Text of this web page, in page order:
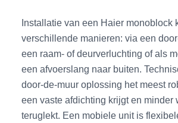
Installatie van een Haier monoblock
verschillende manieren: via een
een raam- of deurverluchting of als
een afvoerslang naar buiten.
door-de-muur oplossing het meest
een vaste afdichting krijgt en minder
teruglekt. Een mobiele unit is